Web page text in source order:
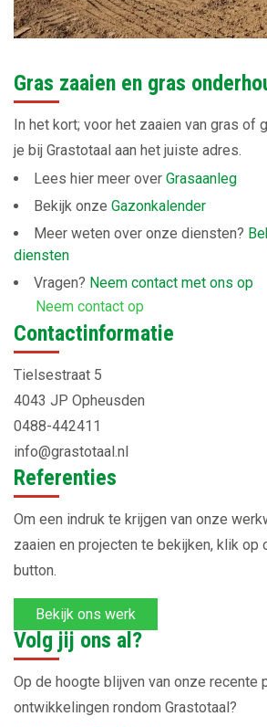
Gras zaaien en gras
In het kort; voor het zaaien van gras of
je bij Grastotaal aan het juiste adres.
Lees hier meer over Grasaanleg
Bekijk onze Gazonkalender
Meer weten over onze diensten?
diensten
Vragen? Neem contact met ons op
Neem contact op
Contactinformatie
Tielsestraat 5
4043 JP Opheusden
0488-442411
info@grastotaal.nl
Referenties
Om een indruk te krijgen van onze
zaaien en projecten te bekijken, klik op
button.
Bekijk ons werk
Volg jij ons al?
Op de hoogte blijven van onze recente
ontwikkelingen rondom Grastotaal?